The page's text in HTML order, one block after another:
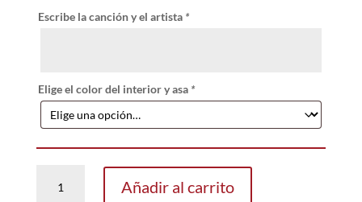
Escribe la canción y el artista *
Elige el color del interior y asa *
Spotify
Añadir al carrito